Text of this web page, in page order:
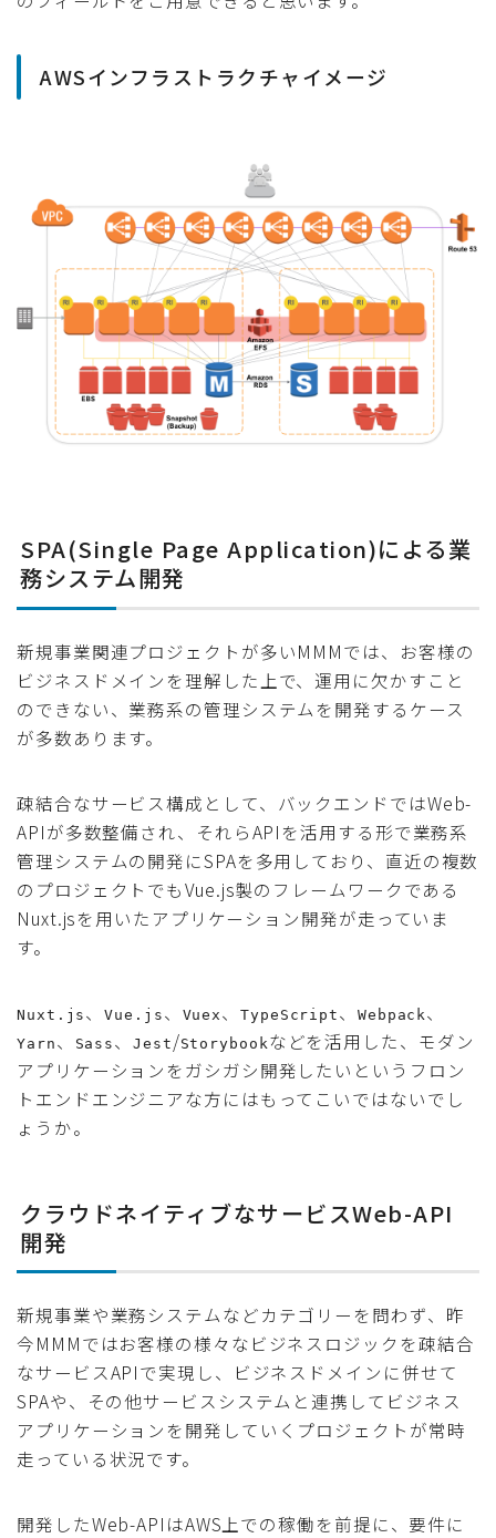
AWSインフラストラクチャイメージ
SPA(Single Page Application)による業
務システム開発
新規事業関連プロジェクトが多いMMMでは、お客様の
ビジネスドメインを理解した上で、運用に欠かすこと
のできない、業務系の管理システムを開発するケース
が多数あります。
疎結合なサービス構成として、バックエンドではWeb-
APIが多数整備され、それらAPIを活用する形で業務系
管理システムの開発にSPAを多用しており、直近の複数
のプロジェクトでもVue.js製のフレームワークである
Nuxt.jsを用いたアプリケーション開発が走っていま
す。
Nuxt.js 、Vue.js 、 Vuex 、TypeScript 、 Webpack 、
Yarn 、 Sass 、Jest /Storybook などを活用した、モダン
アプリケーションをガシガシ開発したいというフロン
トエンドエンジニアな方にはもってこいではないでし
ょうか。
クラウドネイティブなサービスWeb-API
開発
新規事業や業務システムなどカテゴリーを問わず、昨
今MMMではお客様の様々なビジネスロジックを疎結合
なサービスAPIで実現し、ビジネスドメインに併せて
SPAや、その他サービスシステムと連携してビジネス
アプリケーションを開発していくプロジェクトが常時
走っている状況です。
開発したWeb-APIはAWS上での稼働を前提に、要件に